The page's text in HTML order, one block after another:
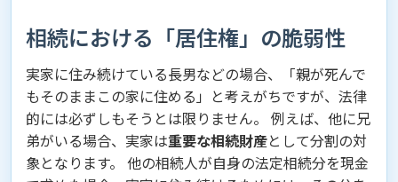
相続における「居住権」の脆弱性
実家に住み続けている長男などの場合、「親が死んで
もそのままこの家に住める」と考えがちですが、法律
的には必ずしもそうとは限りません。 例えば、他に兄
弟がいる場合、実家は重要な相続財産として分割の対
象となります。 他の相続人が自身の法定相続分を現金